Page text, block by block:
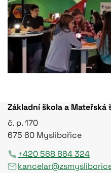
Základní škola a Mateřská
č. p. 170
675 60 Myslibořice
+420 568 864 324